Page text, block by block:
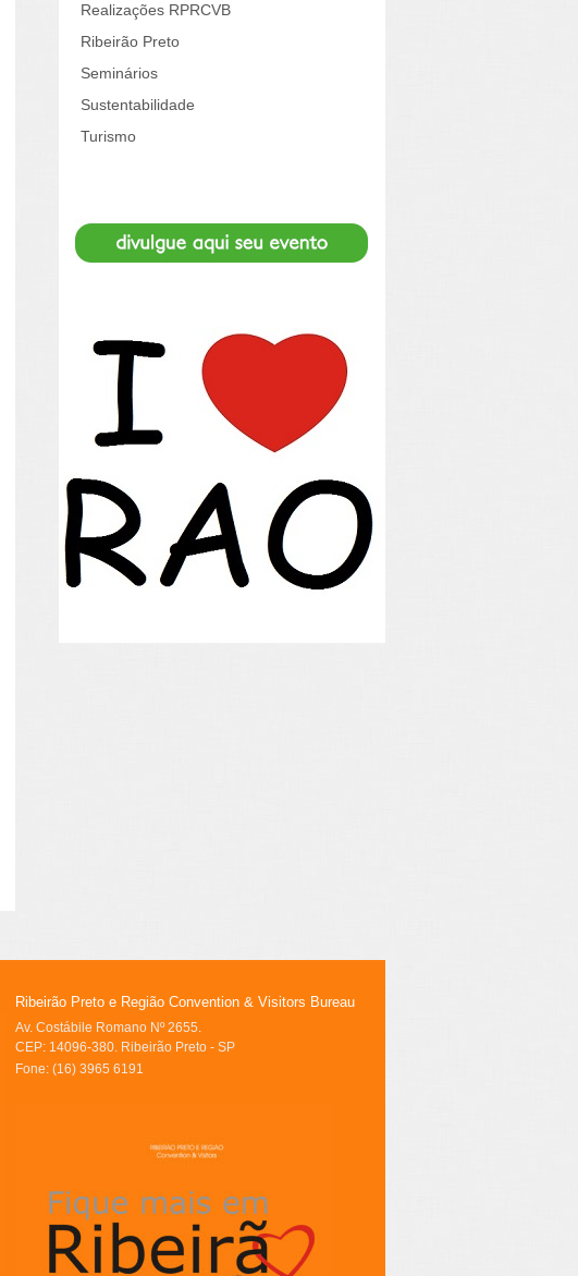
Realizações RPRCVB
Ribeirão Preto
Seminários
Sustentabilidade
Turismo
Ribeirão Preto e Região Convention & Visitors Bureau
Av. Costábile Romano Nº 2655.
CEP: 14096-380. Ribeirão Preto - SP
Fone: (16) 3965 6191